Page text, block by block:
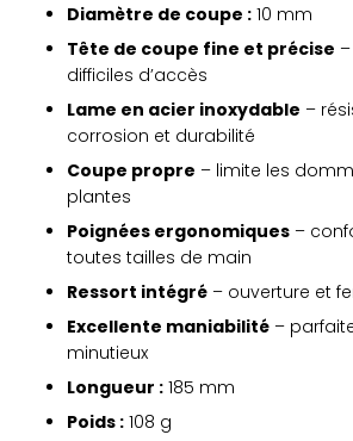
Diamètre de coupe : 10 mm
Tête de coupe fine et précise
difficiles d’accès
Lame en acier inoxydable –
corrosion et durabilité
Coupe propre – limite les
plantes
Poignées ergonomiques –
toutes tailles de main
Ressort intégré – ouverture et
Excellente maniabilité –
minutieux
Longueur : 185 mm
Poids : 108 g